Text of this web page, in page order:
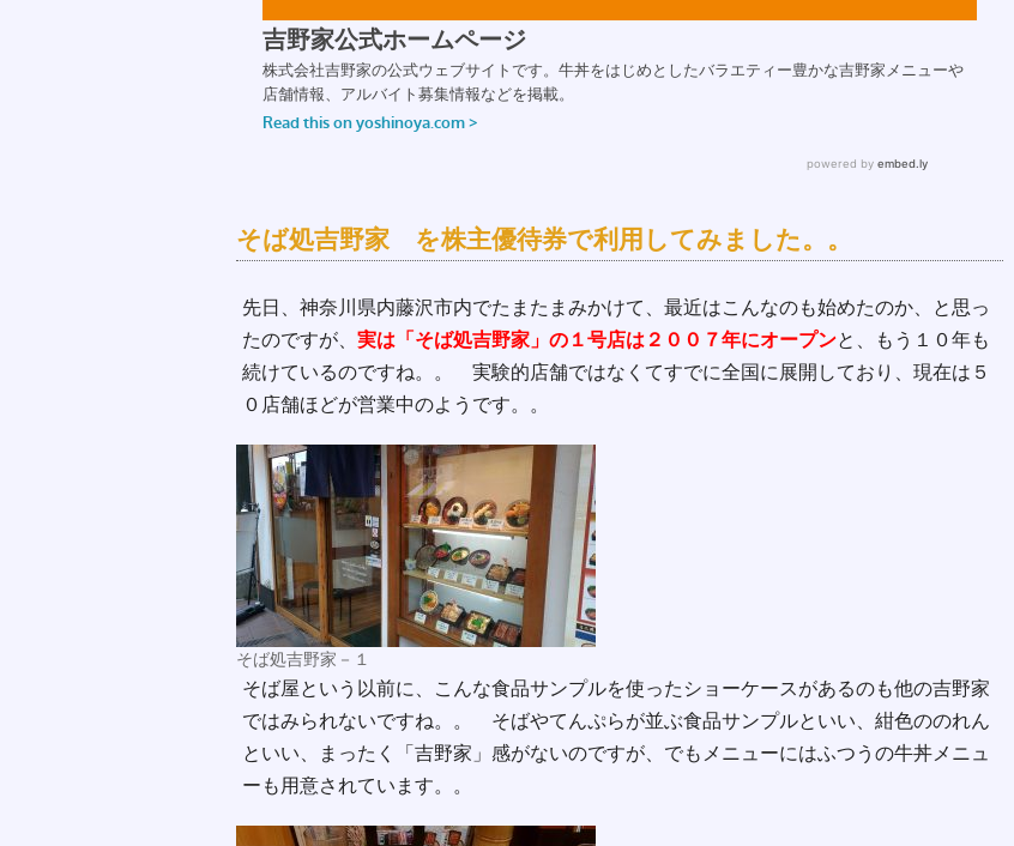
そば処吉野家 を株主優待券で利用してみました。。
先日、神奈川県内藤沢市内でたまたまみかけて、最近はこんなのも始めたのか、と思っ
たのですが、 実は「そば処吉野家」の１号店は２００７年にオープンと、もう１０年も
続けているのですね。。 実験的店舗ではなくてすでに全国に展開しており、現在は５
０店舗ほどが営業中のようです。。
そば処吉野家－１
そば屋という以前に、こんな食品サンプルを使ったショーケースがあるのも他の吉野家
ではみられないですね。。 そばやてんぷらが並ぶ食品サンプルといい、紺色ののれん
といい、まったく「吉野家」感がないのですが、でもメニューにはふつうの牛丼メニュ
ーも用意されています。。